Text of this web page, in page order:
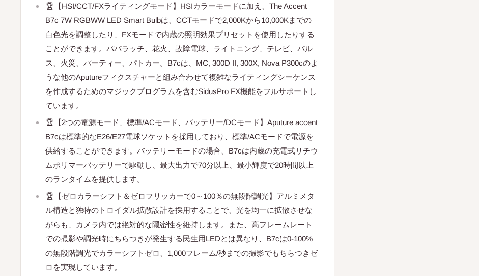
🏆【HSI/CCT/FXライティングモード】HSIカラーモードに加え、The Accent
B7c 7W RGBWW LED Smart Bulbは、CCTモードで2,000Kから10,000Kまでの
白色光を調整したり、FXモードで内蔵の照明効果プリセットを使用したりする
ことができます。パパラッチ、花火、故障電球、ライトニング、テレビ、パル
ス、火災、パーティー、パトカー。B7cは、MC, 300D II, 300X, Nova P300cのよ
うな他のAputureフィクスチャーと組み合わせて複雑なライティングシーケンス
を作成するためのマジックプログラムを含むSidusPro FX機能をフルサポートし
ています。
🏆【2つの電源モード、標準/ACモード、バッテリー/DCモード】Aputure accent
B7cは標準的なE26/E27電球ソケットを採用しており、標準/ACモードで電源を
供給することができます。バッテリーモードの場合、B7cは内蔵の充電式リチウ
ムポリマーバッテリーで駆動し、最大出力で70分以上、最小輝度で20時間以上
のランタイムを提供します。
🏆【ゼロカラーシフト＆ゼロフリッカーで0～100％の無段階調光】アルミメタ
ル構造と独特のトロイダル拡散設計を採用することで、光を均一に拡散させな
がらも、カメラ内では絶対的な隠密性を維持します。また、高フレームレート
での撮影や調光時にちらつきが発生する民生用LEDとは異なり、B7cは0-100%
の無段階調光でカラーシフトゼロ、1,000フレーム/秒までの撮影でもちらつきゼ
ロを実現しています。